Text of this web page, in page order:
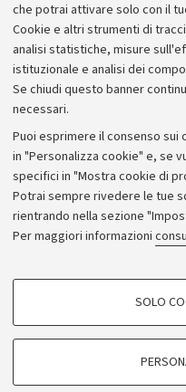
che potrai attivare solo con il
Cookie e altri strumenti di
analisi statistiche, misure
istituzionale e analisi dei
Se chiudi questo banner
necessari.
Puoi esprimere il consenso
in "Personalizza cookie" e, se
specifici in "Mostra cookie di
Potrai sempre rivedere le tue
rientrando nella sezione
Per maggiori informazioni
COOKIE DI
SOLO
© Copyright 2026 - ALMA